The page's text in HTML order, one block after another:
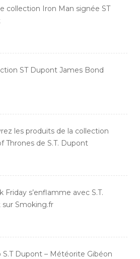
collection Iron Man signée ST
ST Dupont James Bond
les produits de la collection
Thrones de S.T. Dupont
Friday s’enflamme avec S.T.
sur Smoking.fr
S.T Dupont – Météorite Gibéon